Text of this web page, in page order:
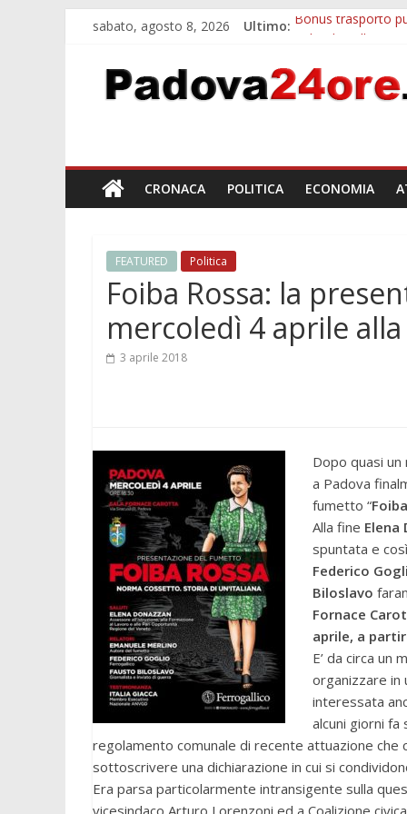
sabato, agosto 8, 2026 Ultimo: Bonus trasporto
Notizie di
Bando sicurezza
Sicurezza esodo
CRONACA POLITICA ECONOMIA
FEATURED Politica
Foiba Rossa: la
mercoledì 4 aprile
3 aprile 2018
Dopo quasi
a Padova
fumetto “
Alla fine Elena
spuntata e
Federico
Biloslavo
Fornace
aprile, a
E’ da circa un
organizzare in
interessata
alcuni giorni fa
regolamento comunale di recente attuazione
sottoscrivere una dichiarazione in cui si
Era parsa particolarmente intransigente sulla
vicesindaco Arturo Lorenzoni ed a Coalizione